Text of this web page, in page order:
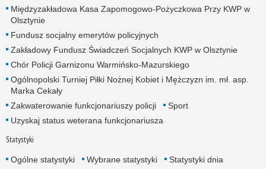
Międzyzakładowa Kasa Zapomogowo-Pożyczkowa Przy KWP w
Olsztynie
Fundusz socjalny emerytów policyjnych
Zakładowy Fundusz Świadczeń Socjalnych KWP w Olsztynie
Chór Policji Garnizonu Warmińsko-Mazurskiego
Ogólnopolski Turniej Piłki Nożnej Kobiet i Mężczyzn im. mł. asp.
Marka Cekały
Zakwaterowanie funkcjonariuszy policji
Sport
Uzyskaj status weterana funkcjonariusza
Statystyki
Ogólne statystyki Wybrane statystyki
Statystyki dnia